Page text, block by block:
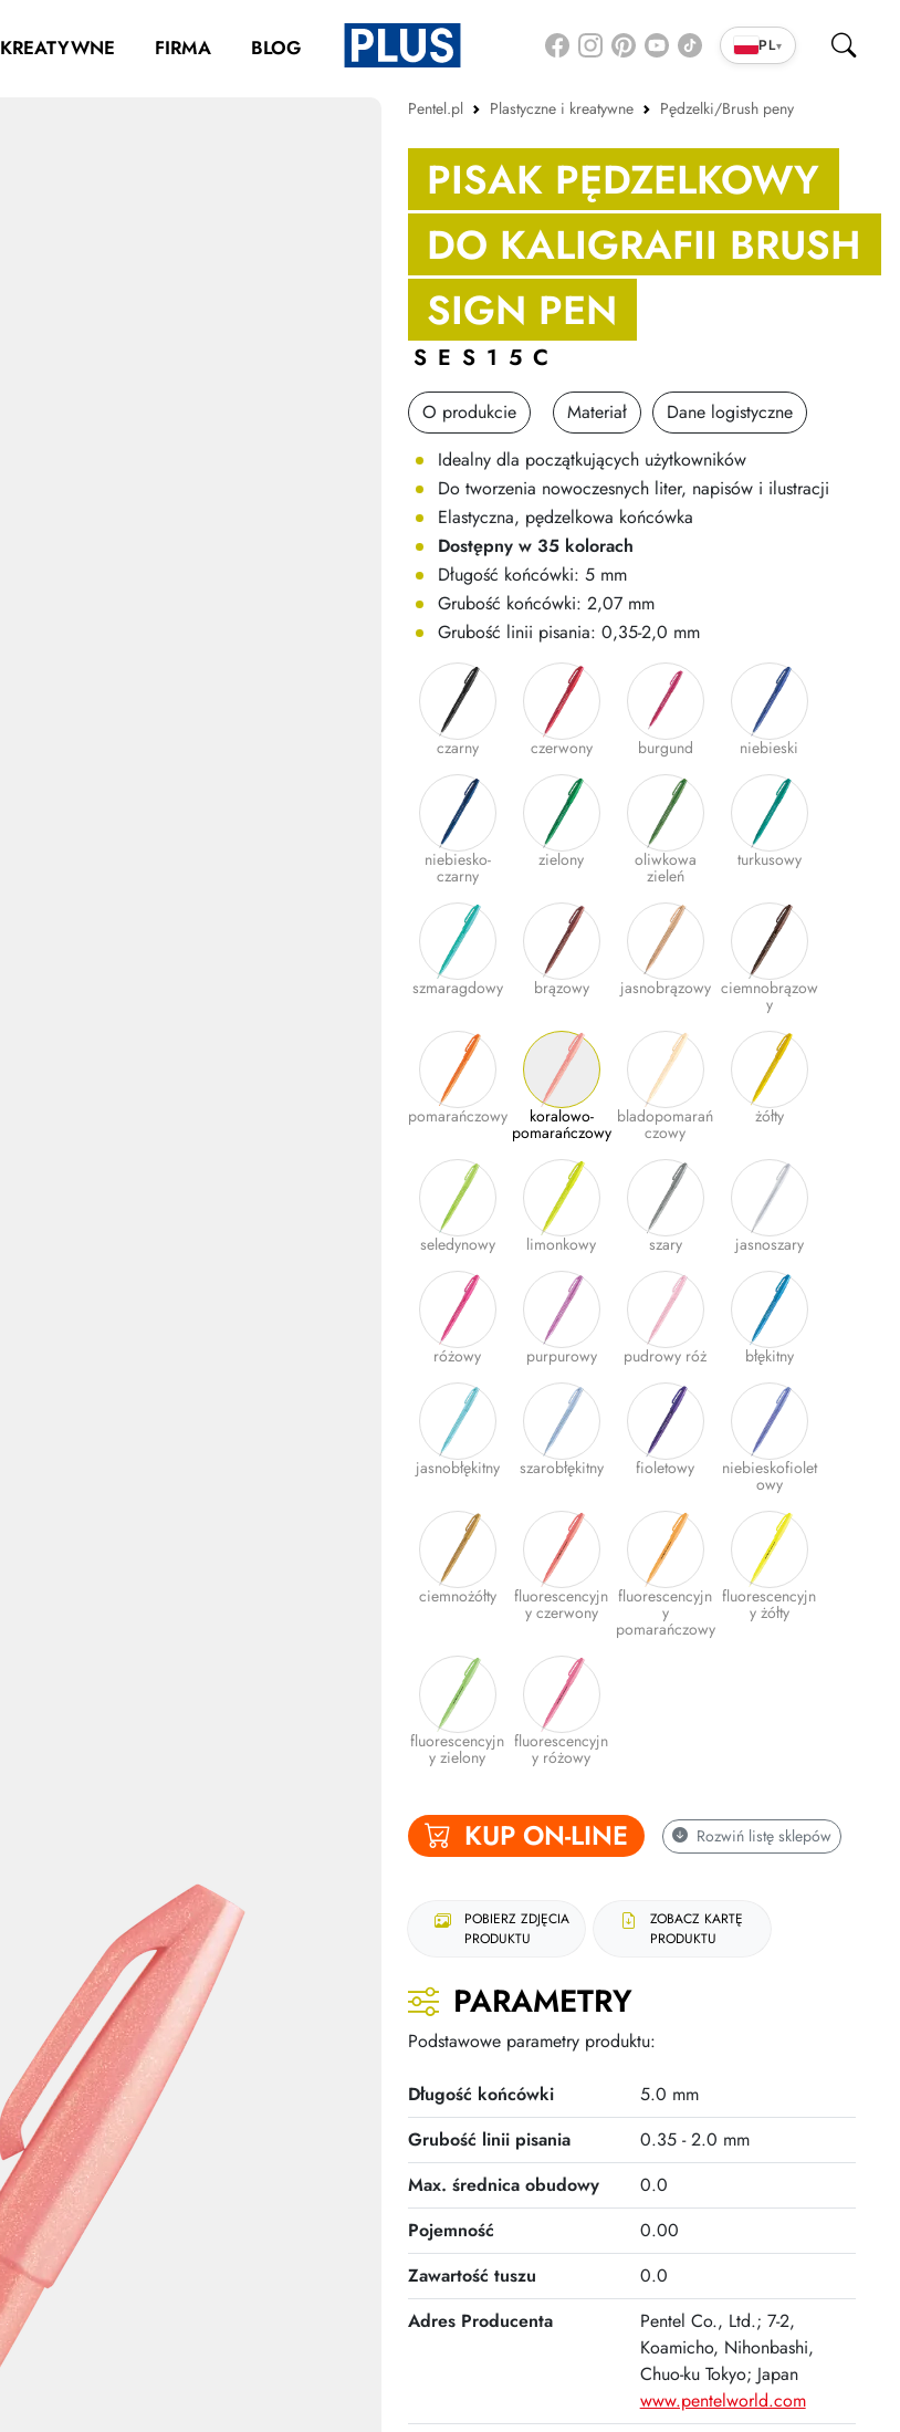
KREATYWNE FIRMA BLOG PL▾
Pentel.pl Plastyczne i kreatywne Pędzelki/Brush peny
PISAK PĘDZELKOWY
DO KALIGRAFII BRUSH
SIGN PEN
SES15C
O produkcie Materiał
Dane logistyczne
Idealny dla początkujących użytkowników
Do tworzenia nowoczesnych liter, napisów i ilustracji
Elastyczna, pędzelkowa końcówka
Dostępny w 35 kolorach
Długość końcówki: 5 mm
Grubość końcówki: 2,07 mm
Grubość linii pisania: 0,35-2,0 mm
czarny czerwony burgund niebieski
niebiesko-
czarny
zielony oliwkowa
zieleń
turkusowy
szmaragdowy brązowy jasnobrązowy ciemnobrązow
y
pomarańczowy koralowo-
pomarańczowy
bladopomarań
czowy
żółty
seledynowy limonkowy szary jasnoszary
różowy purpurowy pudrowy róż błękitny
jasnobłękitny szarobłękitny fioletowy niebieskofiolet
owy
ciemnożółty fluorescencyjn
y czerwony
fluorescencyjn
y
pomarańczowy
fluorescencyjn
y żółty
fluorescencyjn
y zielony
fluorescencyjn
y różowy
KUP ON-LINE Rozwiń listę sklepów
POBIERZ ZDJĘCIA
PRODUKTU
ZOBACZ KARTĘ
PRODUKTU
PARAMETRY
Podstawowe parametry produktu:
Długość końcówki
5.0 mm
Grubość linii pisania
0.35 - 2.0 mm
Max. średnica obudowy
0.0
Pojemność
0.00
Zawartość tuszu
0.0
Adres Producenta
Pentel Co., Ltd.; 7-2,
Koamicho, Nihonbashi,
Chuo-ku Tokyo; Japan
www.pentelworld.com